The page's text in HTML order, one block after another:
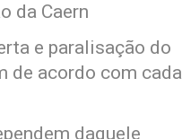
da Caern
e paralisação do
de acordo com cada
daquele